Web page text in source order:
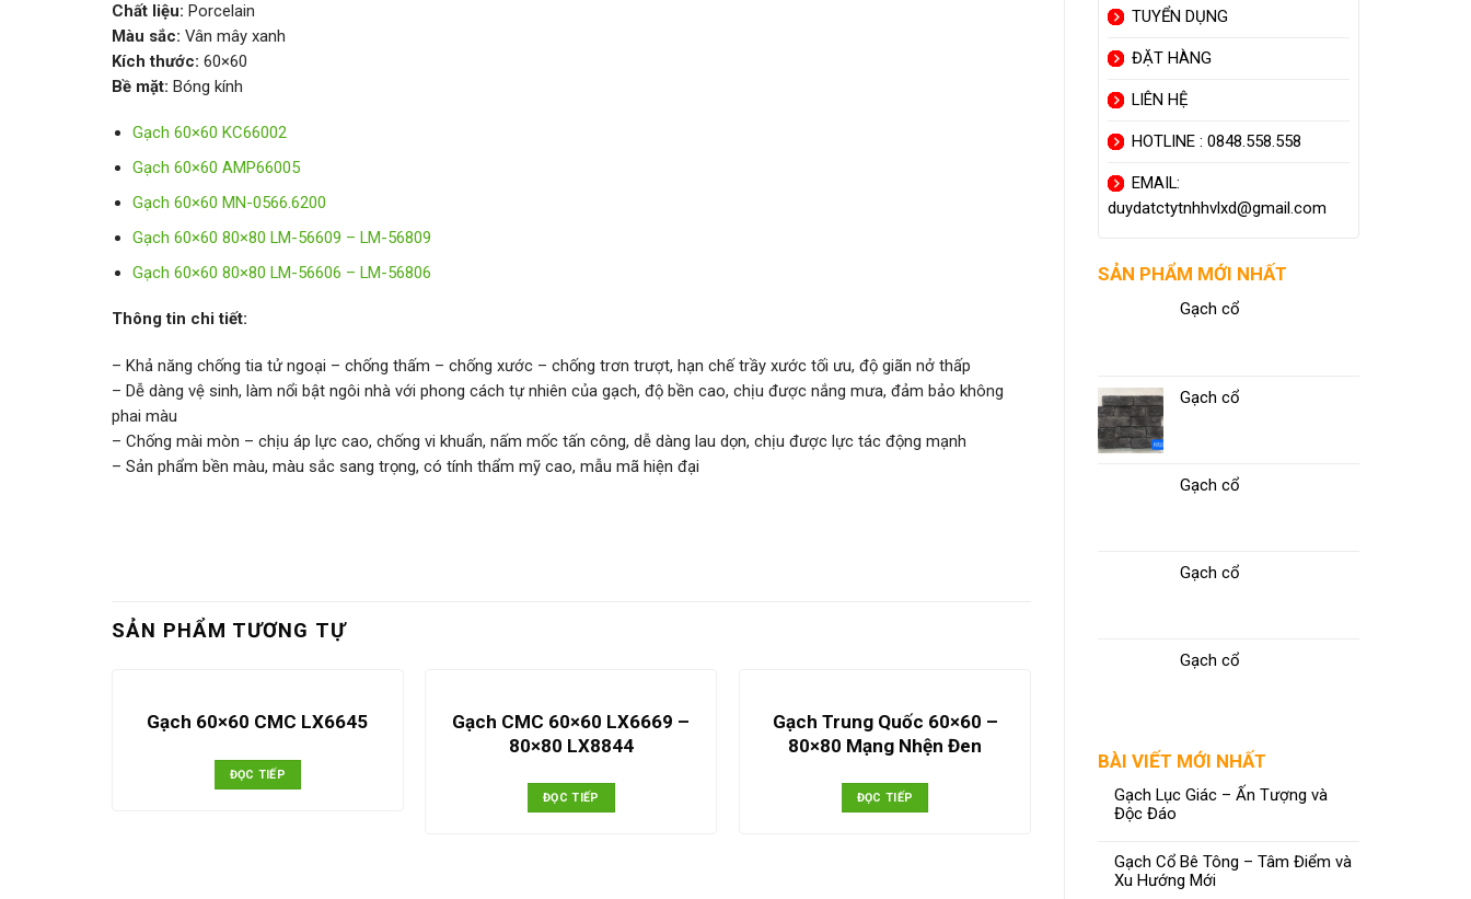
Chất liệu: Porcelain
Màu sắc: Vân mây xanh
Kích thước: 60×60
Bề mặt: Bóng kính
Gạch 60×60 KC66002
Gạch 60×60 AMP66005
Gạch 60×60 MN-0566.6200
Gạch 60×60 80×80 LM-56609 – LM-56809
Gạch 60×60 80×80 LM-56606 – LM-56806
Thông tin chi tiết:
– Khả năng chống tia tử ngoại – chống thấm – chống xước – chống trơn trượt, hạn chế trầy xước tối ưu, độ giãn nở thấp
– Dễ dàng vệ sinh, làm nổi bật ngôi nhà với phong cách tự nhiên của gạch, độ bền cao, chịu được nắng mưa, đảm bảo không
phai màu
– Chống mài mòn – chịu áp lực cao, chống vi khuẩn, nấm mốc tấn công, dễ dàng lau dọn, chịu được lực tác động mạnh
– Sản phẩm bền màu, màu sắc sang trọng, có tính thẩm mỹ cao, mẫu mã hiện đại
SẢN PHẨM TƯƠNG TỰ
Gạch 60×60 CMC LX6645
ĐỌC TIẾP
Gạch CMC 60×60 LX6669 –
80×80 LX8844
ĐỌC TIẾP
Gạch Trung Quốc 60×60 –
80×80 Mạng Nhện Đen
ĐỌC TIẾP
TUYỂN DỤNG
ĐẶT HÀNG
LIÊN HỆ
HOTLINE : 0848.558.558
EMAIL:
duydatctytnhhvlxd@gmail.com
SẢN PHẨM MỚI NHẤT
Gạch cổ
Gạch cổ
Gạch cổ
Gạch cổ
Gạch cổ
BÀI VIẾT MỚI NHẤT
Gạch Lục Giác – Ấn Tượng và
Độc Đáo
Gạch Cổ Bê Tông – Tâm Điểm và
Xu Hướng Mới